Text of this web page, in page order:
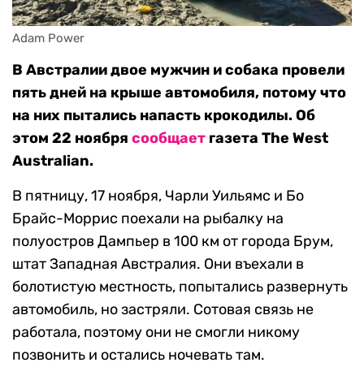
Adam Power
В Австралии двое мужчин и собака провели
пять дней на крыше автомобиля, потому что
на них пытались напасть крокодилы. Об
этом 22 ноября сообщает газета The West
Australian.
В пятницу, 17 ноября, Чарли Уильямс и Бо
Брайс-Моррис поехали на рыбалку на
полуостров Дампьер в 100 км от города Брум,
штат Западная Австралия. Они въехали в
болотистую местность, попытались развернуть
автомобиль, но застряли. Сотовая связь не
работала, поэтому они не смогли никому
позвонить и остались ночевать там.